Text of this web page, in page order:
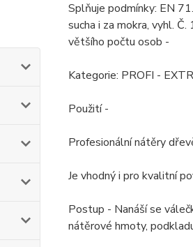
Splňuje podmínky: EN
sucha i za mokra, vyhl.
většího počtu osob -
Kategorie: PROFI -
Použití -
Profesionální nátěry
Je vhodný i pro kvalitní
Postup - Nanáší se
nátěrové hmoty,